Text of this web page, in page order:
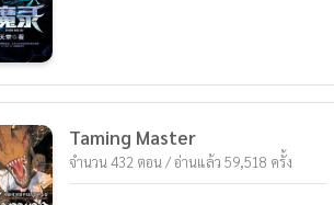
Taming Master
จำนวน 432 ตอน / อ่านแล้ว 59,518 ครั้ง